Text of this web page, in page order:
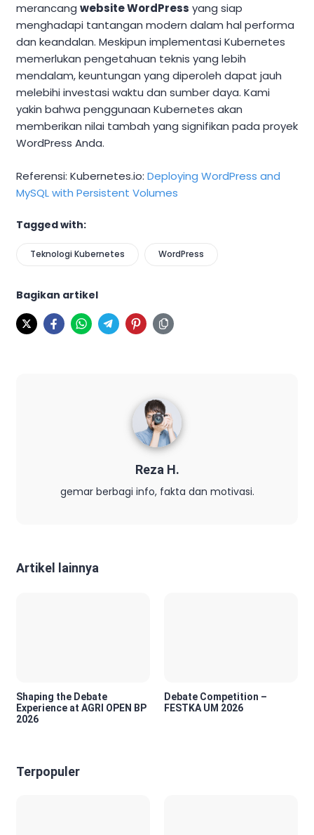
merancang website WordPress yang siap
menghadapi tantangan modern dalam hal performa
dan keandalan. Meskipun implementasi Kubernetes
memerlukan pengetahuan teknis yang lebih
mendalam, keuntungan yang diperoleh dapat jauh
melebihi investasi waktu dan sumber daya. Kami
yakin bahwa penggunaan Kubernetes akan
memberikan nilai tambah yang signifikan pada proyek
WordPress Anda.
Referensi: Kubernetes.io: Deploying WordPress and
MySQL with Persistent Volumes
Tagged with:
Teknologi Kubernetes WordPress
Bagikan artikel
Reza H.
gemar berbagi info, fakta dan motivasi.
Artikel lainnya
Shaping the Debate
Experience at AGRI OPEN BP
2026
Debate Competition –
FESTKA UM 2026
Terpopuler